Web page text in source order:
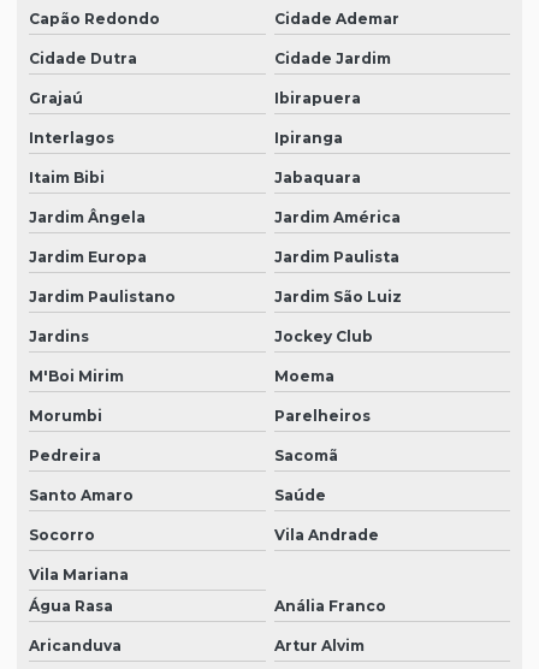
Capão Redondo Cidade Ademar
Cidade Dutra Cidade Jardim
Grajaú Ibirapuera
Interlagos Ipiranga
Itaim Bibi Jabaquara
Jardim Ângela Jardim América
Jardim Europa Jardim Paulista
Jardim Paulistano Jardim São Luiz
Jardins Jockey Club
M'Boi Mirim Moema
Morumbi Parelheiros
Pedreira Sacomã
Santo Amaro Saúde
Socorro Vila Andrade
Vila Mariana
Água Rasa
Anália Franco
Aricanduva Artur Alvim